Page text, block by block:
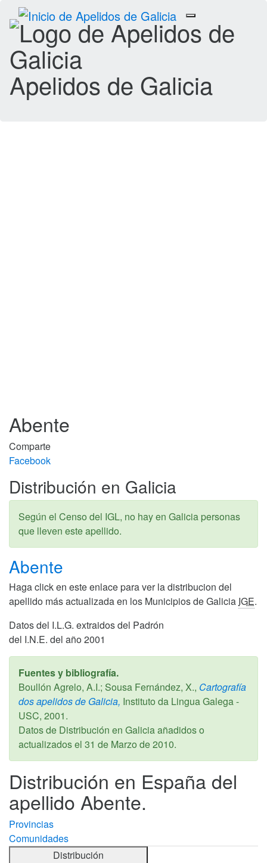
Toggle
navigation
Apelidos de Galicia
Abente
Comparte
Facebook
Distribución en Galicia
Según el Censo del IGL, no hay en Galicia personas
que lleven este apellido.
Abente
Haga click en este enlace para ver la distribucion del
apellido más actualizada en los Municipios de Galicia IGE.
Datos del I.L.G. extraidos del Padrón
del I.N.E. del año 2001
Fuentes y bibliografía.
Boullón Agrelo, A.I.; Sousa Fernández, X., Cartografía
dos apelidos de Galicia, Instituto da Lingua Galega -
USC, 2001.
Datos de Distribución en Galicia añadidos o
actualizados el 31 de Marzo de 2010.
Distribución en España del
apellido Abente.
Provincias
Comunidades
Distribución